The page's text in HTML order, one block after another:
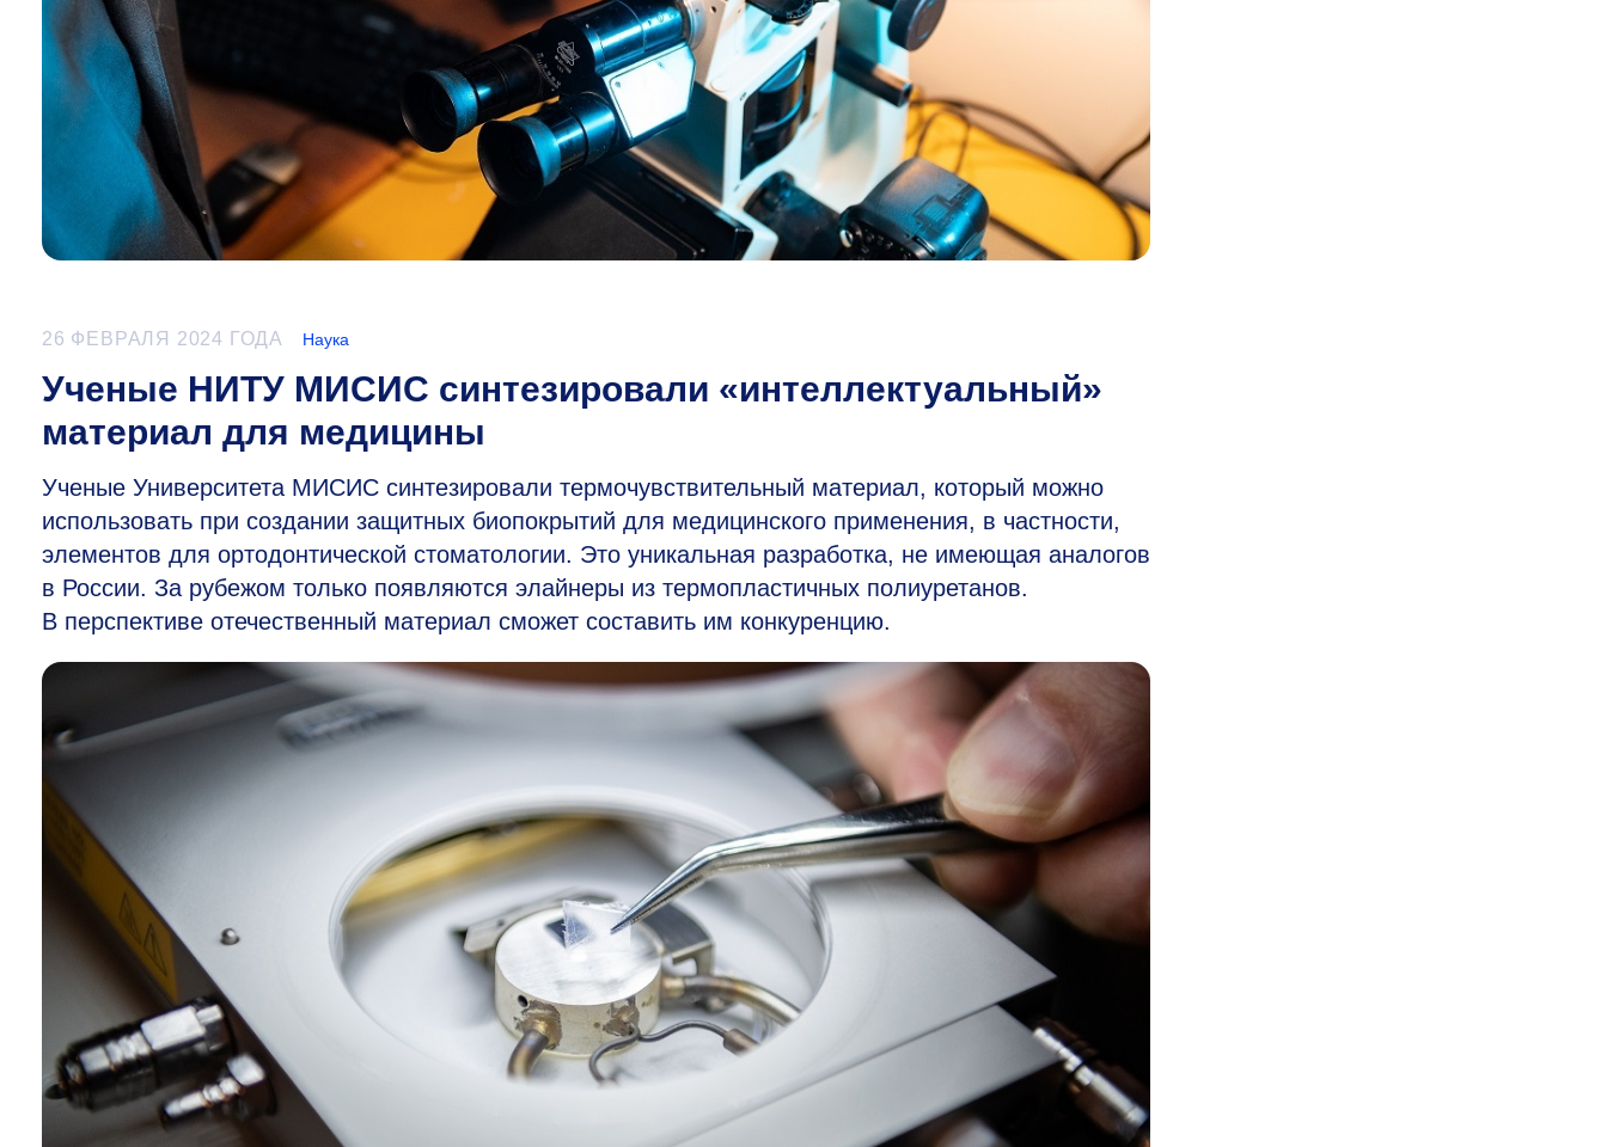
26 ФЕВРАЛЯ 2024 ГОДА Наука
Ученые НИТУ МИСИС синтезировали «интеллектуальный»
материал для медицины
Ученые Университета МИСИС синтезировали термочувствительный материал, который можно
использовать при создании защитных биопокрытий для медицинского применения, в частности,
элементов для ортодонтической стоматологии. Это уникальная разработка, не имеющая аналогов
в России. За рубежом только появляются элайнеры из термопластичных полиуретанов.
В перспективе отечественный материал сможет составить им конкуренцию.